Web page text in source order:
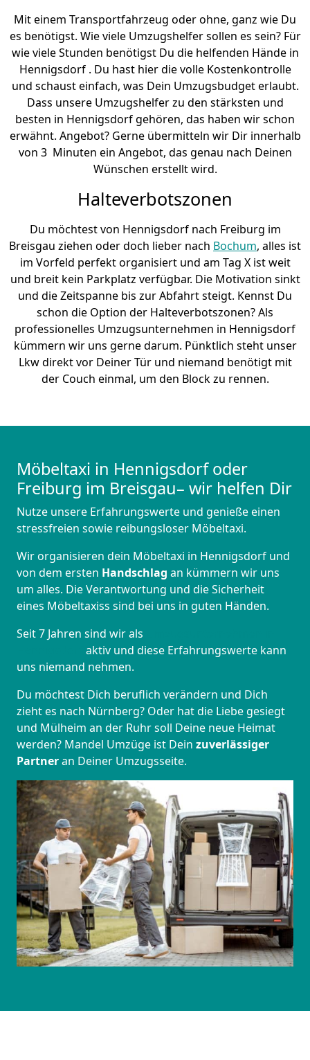
Mit einem Transportfahrzeug oder ohne, ganz wie Du
es benötigst. Wie viele Umzugshelfer sollen es sein? Für
wie viele Stunden benötigst Du die helfenden Hände in
Hennigsdorf . Du hast hier die volle Kostenkontrolle
und schaust einfach, was Dein Umzugsbudget erlaubt.
Dass unsere Umzugshelfer zu den stärksten und
besten in Hennigsdorf gehören, das haben wir schon
erwähnt. Angebot? Gerne übermitteln wir Dir innerhalb
von 3 Minuten ein Angebot, das genau nach Deinen
Wünschen erstellt wird.
Halteverbotszonen
Du möchtest von Hennigsdorf nach Freiburg im
Breisgau ziehen oder doch lieber nach Bochum, alles ist
im Vorfeld perfekt organisiert und am Tag X ist weit
und breit kein Parkplatz verfügbar. Die Motivation sinkt
und die Zeitspanne bis zur Abfahrt steigt. Kennst Du
schon die Option der Halteverbotszonen? Als
professionelles Umzugsunternehmen in Hennigsdorf
kümmern wir uns gerne darum. Pünktlich steht unser
Lkw direkt vor Deiner Tür und niemand benötigt mit
der Couch einmal, um den Block zu rennen.
Möbeltaxi in Hennigsdorf oder
Freiburg im Breisgau– wir helfen Dir
Nutze unsere Erfahrungswerte und genieße einen
stressfreien sowie reibungsloser Möbeltaxi.
Wir organisieren dein Möbeltaxi in Hennigsdorf und
von dem ersten Handschlag an kümmern wir uns
um alles. Die Verantwortung und die Sicherheit
eines Möbeltaxiss sind bei uns in guten Händen.
Seit 7 Jahren sind wir als
aktiv und diese Erfahrungswerte kann
uns niemand nehmen.
Du möchtest Dich beruflich verändern und Dich
zieht es nach Nürnberg? Oder hat die Liebe gesiegt
und Mülheim an der Ruhr soll Deine neue Heimat
werden? Mandel Umzüge ist Dein zuverlässiger
Partneran Deiner Umzugsseite.